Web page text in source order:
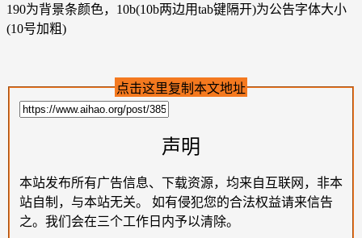
190为背景条颜色，10b(10b两边用tab键隔开)为公告字体大小
(10号加粗)
点击这里复制本文地址
声明
本站发布所有广告信息、下载资源，均来自互联网，非本
站自制，与本站无关。 如有侵犯您的合法权益请来信告
之。我们会在三个工作日内予以清除。